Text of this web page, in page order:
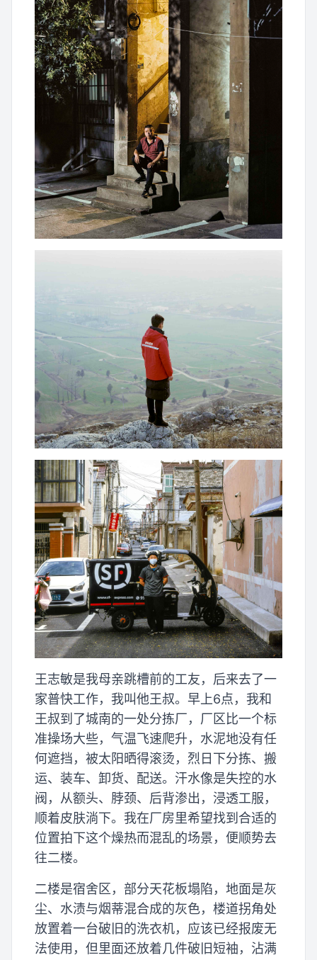
王志敏是我母亲跳槽前的工友，后来去了一
家普快工作，我叫他王叔。早上6点，我和
王叔到了城南的一处分拣厂，厂区比一个标
准操场大些，气温飞速爬升，水泥地没有任
何遮挡，被太阳晒得滚烫，烈日下分拣、搬
运、装车、卸货、配送。汗水像是失控的水
阀，从额头、脖颈、后背渗出，浸透工服，
顺着皮肤淌下。我在厂房里希望找到合适的
位置拍下这个燥热而混乱的场景，便顺势去
往二楼。
二楼是宿舍区，部分天花板塌陷，地面是灰
尘、水渍与烟蒂混合成的灰色，楼道拐角处
放置着一台破旧的洗衣机，应该已经报废无
法使用，但里面还放着几件破旧短袖，沾满